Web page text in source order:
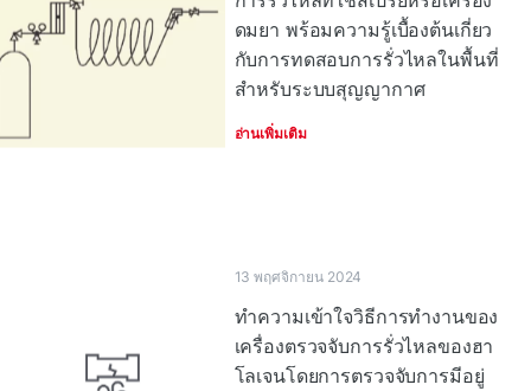
ดมยา พร้อมความรู้เบื้องต้นเกี่ยว
กับการทดสอบการรั่วไหลในพื้นที่
สําหรับระบบสุญญากาศ
อ่านเพิ่มเติม
13 พฤศจิกายน 2024
ทําความเข้าใจวิธีการทํางานของ
เครื่องตรวจจับการรั่วไหลของฮา
โลเจนโดยการตรวจจับการมีอยู่